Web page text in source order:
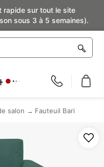
rapide sur tout le site
sous 3 à 5 semaines).
salon Fauteuil Bari